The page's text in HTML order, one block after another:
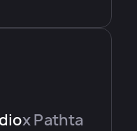
x Pathta